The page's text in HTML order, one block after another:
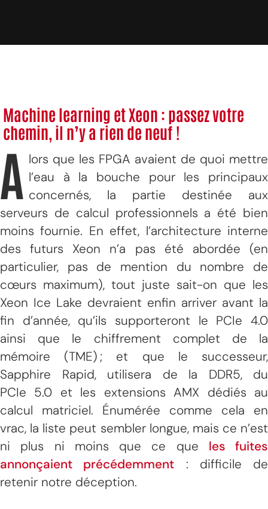
Machine learning et Xeon : passez votre
chemin, il n’y a rien de neuf !
A lors que les FPGA avaient de quoi mettre
l’eau à la bouche pour les principaux
concernés, la partie destinée aux
serveurs de calcul professionnels a été bien
moins fournie. En effet, l’architecture interne
des futurs Xeon n’a pas été abordée (en
particulier, pas de mention du nombre de
cœurs maximum), tout juste sait-on que les
Xeon Ice Lake devraient enfin arriver avant la
fin d’année, qu’ils supporteront le PCIe 4.0
ainsi que le chiffrement complet de la
mémoire (TME) ; et que le successeur,
Sapphire Rapid, utilisera de la DDR5, du
PCIe 5.0 et les extensions AMX dédiés au
calcul matriciel. Énumérée comme cela en
vrac, la liste peut sembler longue, mais ce n’est
ni plus ni moins que ce que les fuites
annonçaient précédemment : difficile de
retenir notre déception.